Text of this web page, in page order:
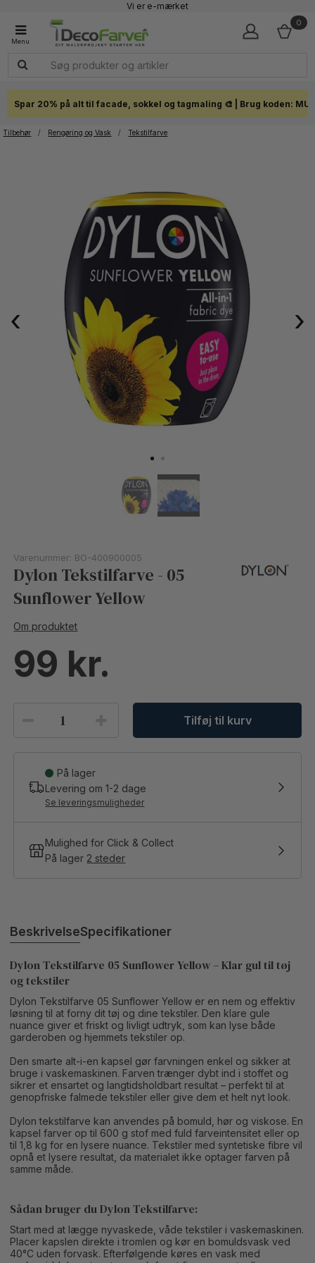
Vi er e-mærket
Faglig kundeservice 60 56 57 50
1-3 dages levering
0
Spar 20% på alt til facade, sokkel og tagmaling 🎨 | Brug koden:
Tilbehør / Rengøring og Vask / Tekstilfarve
‹ ›
Varenummer: BO-400900005
Dylon Tekstilfarve - 05
Sunflower Yellow
Om produktet
99
Tilføj til kurv
På lager
Levering om1-2 dage
Se leveringsmuligheder
Mulighed for Click & Collect
På lager 2 steder
BeskrivelseSpecifikationer
Dylon Tekstilfarve 05 Sunflower Yellow – Klar gul til tøj
og tekstiler
Dylon Tekstilfarve 05 Sunflower Yellow er en nem og effektiv
løsning til at forny dit tøj og dine tekstiler. Den klare gule
nuance giver et friskt og livligt udtryk, som kan lyse både
garderoben og hjemmets tekstiler op.
Den smarte alt-i-en kapsel gør farvningen enkel og sikker at
bruge i vaskemaskinen. Farven trænger dybt ind i stoffet og
sikrer et ensartet og langtidsholdbart resultat – perfekt til at
genopfriske falmede tekstiler eller give dem et helt nyt look.
Dylon tekstilfarve kan anvendes på bomuld, hør og viskose. En
kapsel farver op til 600 g stof med fuld farveintensitet eller op
til 1,8 kg for en lysere nuance. Tekstiler med syntetiske fibre vil
opnå et lysere resultat, da materialet ikke optager farven på
samme måde.
Sådan bruger du Dylon Tekstilfarve:
Start med at lægge nyvaskede, våde tekstiler i vaskemaskinen.
Placer kapslen direkte i tromlen og kør en bomuldsvask ved
40°C uden forvask. Efterfølgende køres en vask med